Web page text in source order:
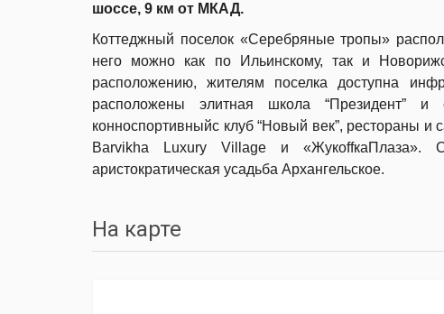
шоссе, 9 км от МКАД.
Коттеджный поселок «Серебряные тропы»
него можно как по Ильинскому, так и
расположению, жителям поселка доступна
расположены элитная школа “Президент”
конноспортивныйс клуб “Новый век”, рестораны
Barvikha Luxury Village и «ЖукоffкаПлаза».
аристократическая усадьба Архангельское.
На карте